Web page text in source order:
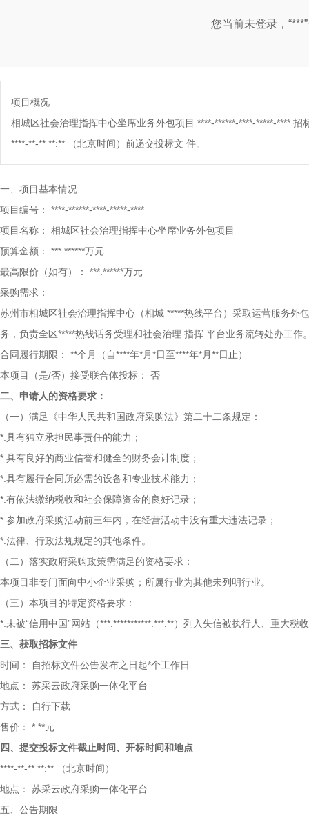
您当前未登录，
项目概况
相城区社会治理指挥中心坐席业务外包项目 ****-******-****-*****-**** 招
****-**-** **:** （北京时间）前递交投标文 件。
一、项目基本情况
项目编号： ****-******-****-*****-****
项目名称： 相城区社会治理指挥中心坐席业务外包项目
预算金额： ***.******万元
最高限价（如有）： ***.******万元
采购需求：
苏州市相城区社会治理指挥中心（相城 *****热线平台）采取运营服务外
务，负责全区*****热线话务受理和社会治理 指挥 平台业务流转处办工作
合同履行期限： **个月（自****年*月*日至****年*月**日止）
本项目（是/否）接受联合体投标： 否
二、申请人的资格要求：
（一）满足《中华人民共和国政府采购法》第二十二条规定：
*.具有独立承担民事责任的能力；
*.具有良好的商业信誉和健全的财务会计制度；
*.具有履行合同所必需的设备和专业技术能力；
*.有依法缴纳税收和社会保障资金的良好记录；
*.参加政府采购活动前三年内，在经营活动中没有重大违法记录；
*.法律、行政法规规定的其他条件。
（二）落实政府采购政策需满足的资格要求：
本项目非专门面向中小企业采购；所属行业为其他未列明行业。
（三）本项目的特定资格要求：
*.未被“信用中国”网站（***.***********.***.**）列入失信被执行人、重大
三、获取招标文件
时间：
自招标文件公告发布之日起*个工作日
地点： 苏采云政府采购一体化平台
方式：
自行下载
售价： *.**元
四、提交投标文件截止时间、开标时间和地点
****-**-** **:** （北京时间）
地点： 苏采云政府采购一体化平台
五、公告期限